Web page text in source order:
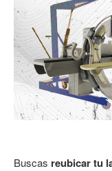
Buscas reubicar tu